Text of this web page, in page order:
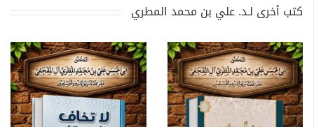
كتب أخرى لـد. علي بن محمد المطري